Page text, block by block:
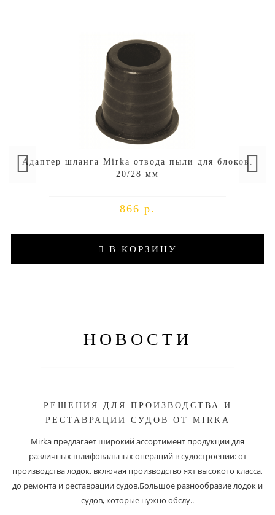
Адаптер шланга Mirka отвода пыли для блоков.
20/28 мм
866 р.
В КОРЗИНУ
НОВОСТИ
РЕШЕНИЯ ДЛЯ ПРОИЗВОДСТВА И
РЕСТАВРАЦИИ СУДОВ ОТ MIRKA
Mirka предлагает широкий ассортимент продукции для
различных шлифовальных операций в судостроении: от
производства лодок, включая производство яхт высокого класса,
до ремонта и реставрации судов.Большое разнообразие лодок и
судов, которые нужно обслу..